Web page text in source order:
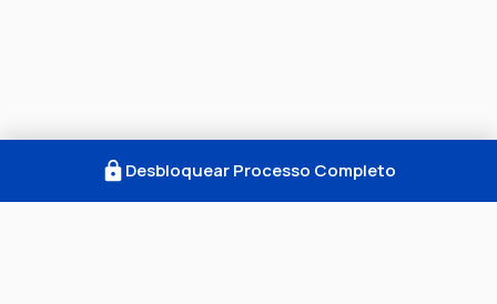
Desbloquear Processo Completo